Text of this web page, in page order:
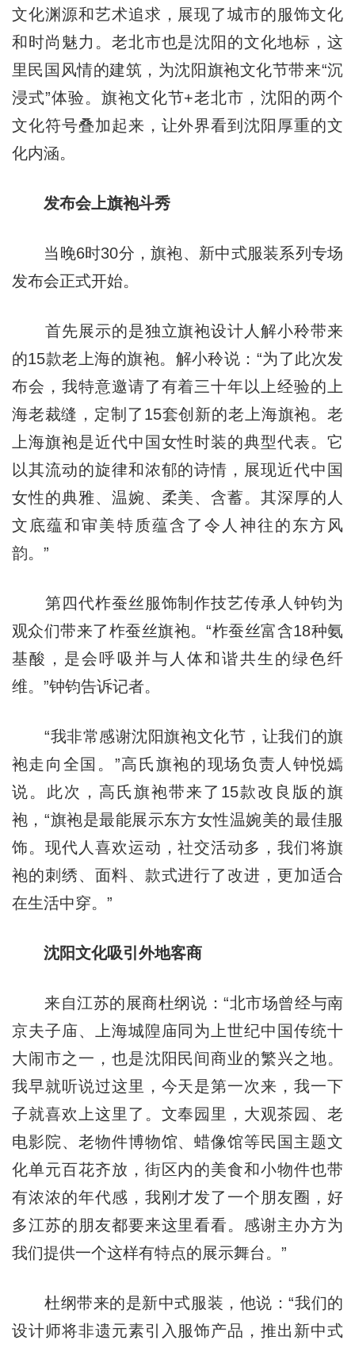
文化渊源和艺术追求，展现了城市的服饰文化
和时尚魅力。老北市也是沈阳的文化地标，这
里民国风情的建筑，为沈阳旗袍文化节带来“沉
浸式”体验。旗袍文化节+老北市，沈阳的两个
文化符号叠加起来，让外界看到沈阳厚重的文
化内涵。
发布会上旗袍斗秀
当晚6时30分，旗袍、新中式服装系列专场
发布会正式开始。
首先展示的是独立旗袍设计人解小秢带来
的15款老上海的旗袍。解小秢说：“为了此次发
布会，我特意邀请了有着三十年以上经验的上
海老裁缝，定制了15套创新的老上海旗袍。老
上海旗袍是近代中国女性时装的典型代表。它
以其流动的旋律和浓郁的诗情，展现近代中国
女性的典雅、温婉、柔美、含蓄。其深厚的人
文底蕴和审美特质蕴含了令人神往的东方风
韵。”
第四代柞蚕丝服饰制作技艺传承人钟钧为
观众们带来了柞蚕丝旗袍。“柞蚕丝富含18种氨
基酸，是会呼吸并与人体和谐共生的绿色纤
维。”钟钧告诉记者。
“我非常感谢沈阳旗袍文化节，让我们的旗
袍走向全国。”高氏旗袍的现场负责人钟悦嫣
说。此次，高氏旗袍带来了15款改良版的旗
袍，“旗袍是最能展示东方女性温婉美的最佳服
饰。现代人喜欢运动，社交活动多，我们将旗
袍的刺绣、面料、款式进行了改进，更加适合
在生活中穿。”
沈阳文化吸引外地客商
来自江苏的展商杜纲说：“北市场曾经与南
京夫子庙、上海城隍庙同为上世纪中国传统十
大闹市之一，也是沈阳民间商业的繁兴之地。
我早就听说过这里，今天是第一次来，我一下
子就喜欢上这里了。文奉园里，大观茶园、老
电影院、老物件博物馆、蜡像馆等民国主题文
化单元百花齐放，街区内的美食和小物件也带
有浓浓的年代感，我刚才发了一个朋友圈，好
多江苏的朋友都要来这里看看。感谢主办方为
我们提供一个这样有特点的展示舞台。”
杜纲带来的是新中式服装，他说：“我们的
设计师将非遗元素引入服饰产品，推出新中式